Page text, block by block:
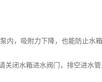
，吸附力下降，也能防止水箱
水箱进水阀门，排空进水管